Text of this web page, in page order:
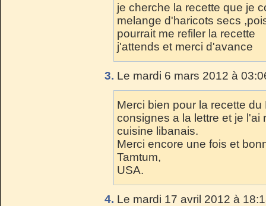
je cherche la recette que je
melange d'haricots secs
pourrait me refiler la recette
j'attends et merci d'avance
3. Le mardi 6 mars 2012 à
Merci bien pour la recette
consignes a la lettre et je l'ai
cuisine libanais.
Merci encore une fois et
Tamtum,
USA.
4. Le mardi 17 avril 2012 à